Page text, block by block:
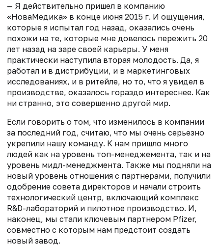
— Я действительно пришел в компанию
«НоваМедика» в конце июня 2015 г. И ощущения,
которые я испытал год назад, оказались очень
похожи на те, которые мне довелось пережить 20
лет назад на заре своей карьеры. У меня
практически наступила вторая молодость. Да, я
работал и в дистрибуции, и в маркетинговых
исследованиях, и в ритейле, но то, что я увидел в
производстве, оказалось гораздо интереснее. Как
ни странно, это совершенно другой мир.
Если говорить о том, что изменилось в компании
за последний год, считаю, что мы очень серьезно
укрепили нашу команду. К нам пришло много
людей как на уровень топ-менеджемента, так и на
уровень мидл-менеджмента. Также мы подняли на
новый уровень отношения с партнерами, получили
одобрение совета директоров и начали строить
технологический центр, включающий комплекс
R&D-лабораторий и пилотное производство. И,
наконец, мы стали ключевым партнером Pfizer,
совместно с которым нам предстоит создать
новый завод.